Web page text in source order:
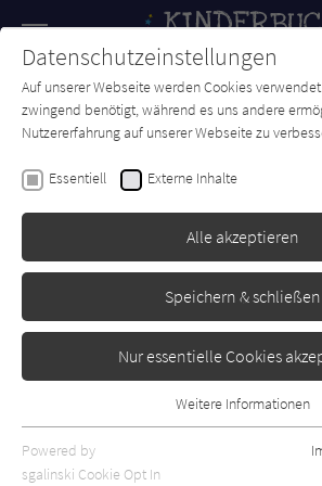
SUCHE Forum Charts
Daniela Dammer
Der
Sauerländer
Datenschutzeinstellungen
Auf unserer Webseite werden Cookies
zwingend benötigt, während es uns andere
Nutzererfahrung auf unserer Webseite zu
Essentiell Externe Inhalte
Alle akzeptieren
Speichern & schließen
Nur essentielle Cookies
Essentielle Cookies werden für grundlegende
Webseite benötigt. Dadurch ist gewährleistet,
Weitere Informationen
Powered by
sgalinski Cookie Opt In